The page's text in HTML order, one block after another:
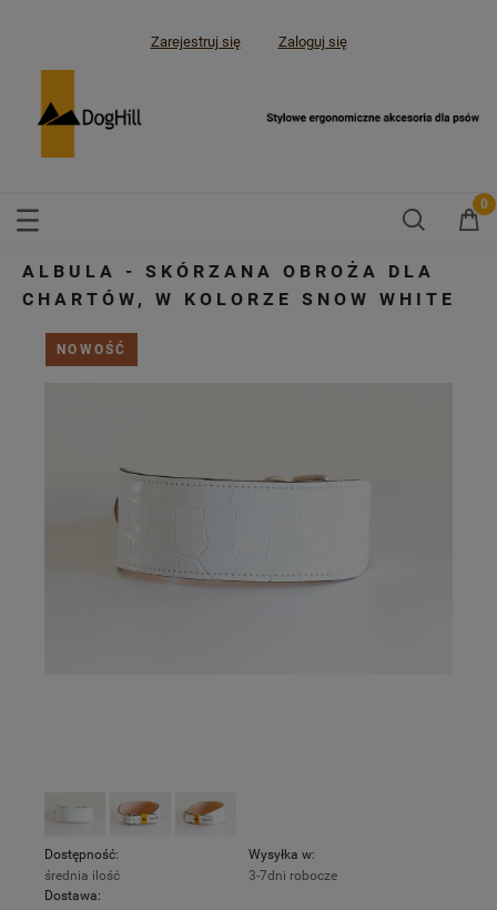
Zarejestruj się Zaloguj się
ALBULA - SKÓRZANA OBROŻA DLA
CHARTÓW, W KOLORZE SNOW WHITE
NOWOŚĆ
Dostępność:
średnia ilość
Wysyłka w:
3-7dni robocze
Dostawa: